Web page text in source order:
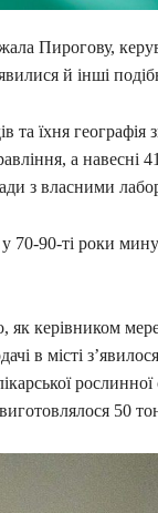
Пирогову,
й інші
та їхня
а навесні
з власними
70-90-ті роки
як керівником
в місті
50